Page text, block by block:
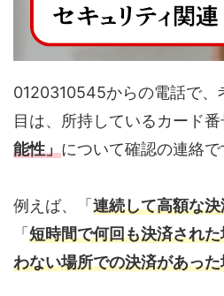
0120310545からの電話で、
目は、所持しているカード番
能性」について確認の連絡で
例えば、「 連続して高額な
「 短時間で何回も決済され
わない場所での決済があっ